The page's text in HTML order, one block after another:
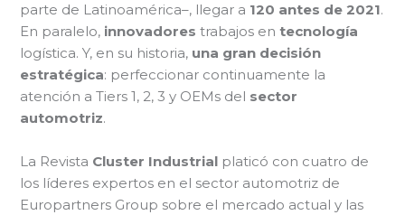
parte de Latinoamérica–, llegar a 120 antes de 2021.
En paralelo, innovadores trabajos entecnología
logística. Y, en su historia, una gran decisión
estratégica: perfeccionar continuamente la
atención a Tiers 1, 2, 3 y OEMs del sector
automotriz.
La Revista Cluster Industrial platicó con cuatro de
los líderes expertos en el sector automotriz de
Europartners Group sobre el mercado actual y las